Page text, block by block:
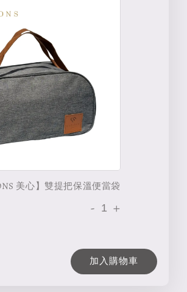
美心】雙提把保溫便當袋
- +
加入購物車